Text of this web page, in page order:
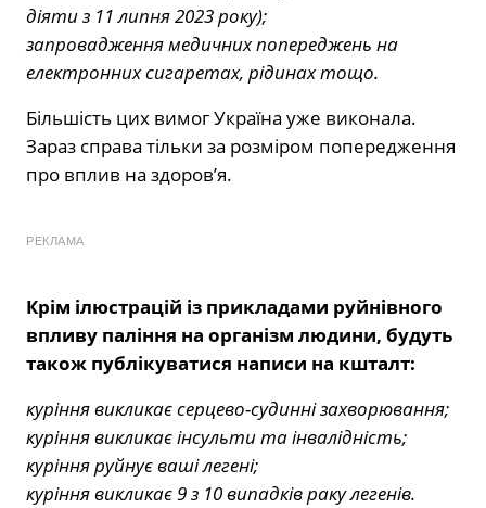
діяти з 11 липня 2023 року);
запровадження медичних попереджень на
електронних сигаретах, рідинах тощо.
Більшість цих вимог Україна уже виконала.
Зараз справа тільки за розміром попередження
про вплив на здоров’я.
РЕКЛАМА
Крім ілюстрацій із прикладами руйнівного
впливу паління на організм людини, будуть
також публікуватися написи на кшталт:
куріння викликає серцево-судинні захворювання;
куріння викликає інсульти та інвалідність;
куріння руйнує ваші легені;
куріння викликає 9 з 10 випадків раку легенів.